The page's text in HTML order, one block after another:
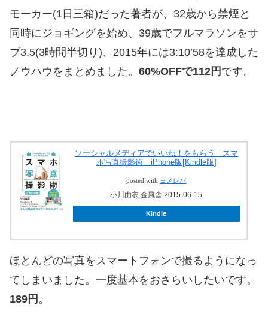
モーカー(1日三箱)だった著者が、32歳から禁煙と
同時にジョギングを始め、39歳でフルマラソンをサ
ブ3.5(3時間半切り)、2015年には3:10’58を達成した
ノウハウをまとめました。 60%OFFで112円 です。
ソーシャルメディアでいいね！をもらう スマ
ホ写真撮影術 iPhone版[Kindle版]
posted with ヨメレバ
小川由衣 金風舎 2015-06-15
Kindle
ほとんどの写真をスマートフォンで撮るようになっ
てしまいました。一度基本をおさらいしたいです。
189円 。